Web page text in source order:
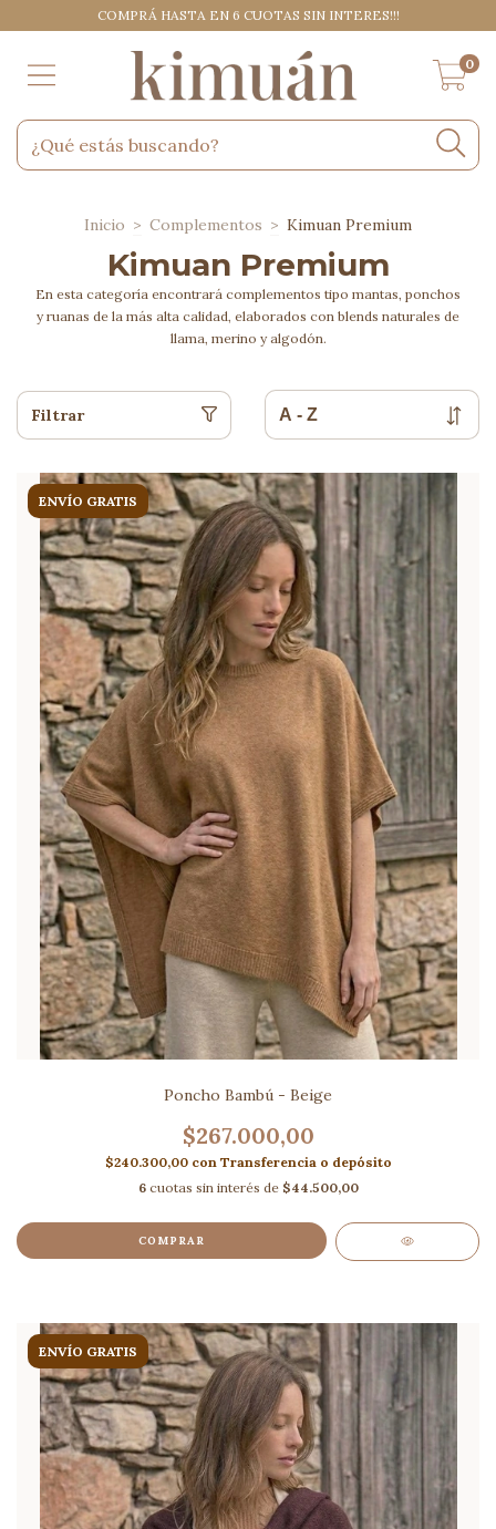
COMPRÁ HASTA EN 6 CUOTAS SIN INTERES!!!
0
Inicio > Complementos > Kimuan Premium
Kimuan Premium
En esta categoría encontrará complementos tipo mantas, ponchos
y ruanas de la más alta calidad, elaborados con blends naturales de
llama, merino y algodón.
Filtrar
ENVÍO GRATIS
Poncho Bambú - Beige
$267.000,00
$240.300,00 con Transferencia o depósito
6 cuotas sin interés de $44.500,00
COMPRAR
ENVÍO GRATIS